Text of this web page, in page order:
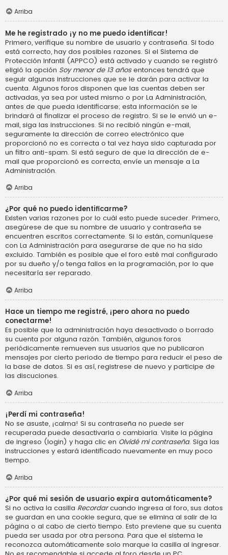
Arriba
Me he registrado ¡y no me puedo identificar!
Primero, verifique su nombre de usuario y contraseña. Si todo
está correcto, hay dos posibles razones. Si el Sistema de
Protección Infantil (APPCO) está activado y cuando se registró
eligió la opción Soy menor de 13 añosentonces tendrá que
seguir algunas instrucciones que se le darán para activar la
cuenta. Algunos foros disponen que las cuentas deben ser
activadas, ya sea por usted mismo o por La Administración,
antes de que pueda identificarse; esta información se le
brindará al finalizar el proceso de registro. Si se le envió un e-
mail, siga las instrucciones. Si no recibió ningún e-mail,
seguramente la dirección de correo electrónico que
proporcionó no es correcta o tal vez haya sido capturada por
un filtro anti-spam. Si está seguro de que la dirección de e-
mail que proporcionó es correcta, envíe un mensaje a La
Administración.
Arriba
¿Por qué no puedo identificarme?
Existen varias razones por lo cuál esto puede suceder. Primero,
asegúrese de que su nombre de usuario y contraseña se
encuentren escritos correctamente. Si lo están, comuníquese
con La Administración para asegurarse de que no ha sido
excluido. También es posible que el foro esté mal configurado
por su dueño y/o tenga fallos en la programación, por lo que
necesitaría ser reparado.
Arriba
Hace un tiempo me registré, ¡pero ahora no puedo
conectarme!
Es posible que la administración haya desactivado o borrado
su cuenta por alguna razón. También, algunos foros
periódicamente remueven sus usuarios que no publicaron
mensajes por cierto periodo de tiempo para reducir el peso de
la base de datos. Si es así, registrese de nuevo y participe de
las discuciones.
Arriba
¡Perdí mi contraseña!
No se asuste, ¡calma! Si su contraseña no puede ser
recuperada puede desactivarla o cambiarla. Visite la página
de ingreso (login) y haga clic en Olvidé mi contraseña. Siga las
instrucciones y estará identificado nuevamente en muy poco
tiempo.
Arriba
¿Por qué mi sesión de usuario expira automáticamente?
Si no activa la casilla Recordarcuando ingresa al foro, sus datos
se guardan en una cookie segura, que se elimina al salir de la
página o al cabo de cierto tiempo. Esto previene que su cuenta
pueda ser usada por otra persona. Para que el sistema le
reconozca automáticamente solo marque la casilla al ingresar.